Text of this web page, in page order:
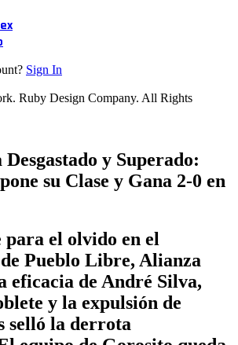
Sign In
Ruby Design Company. All Rights
y Superado:
su Clase y Gana 2-0 en
para el olvido en el
Pueblo Libre, Alianza
eficacia de André Silva,
y la expulsión de
selló la derrota